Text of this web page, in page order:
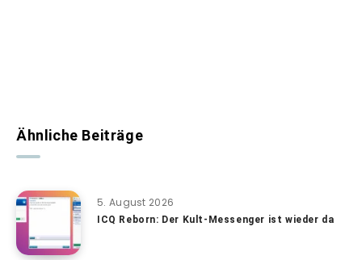
Ähnliche Beiträge
5. August 2026
ICQ Reborn: Der Kult-Messenger ist wieder da